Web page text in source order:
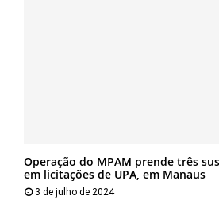
Operação do MPAM prende três
em licitações de UPA, em Manaus
3 de julho de 2024